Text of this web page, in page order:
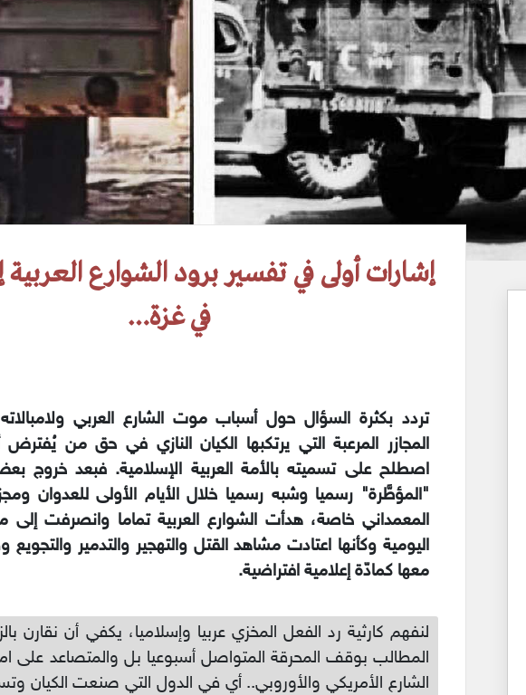
إشارات أولى في تفسير برود الشوارع العربية
في غزة…
تردد بكثرة السؤال حول أسباب موت الشارع العربي ولامبالاته
المجازر المرعبة التي يرتكبها الكيان النازي في حق من
اصطلح على تسميته بالأمة العربية الإسلامية. فبعد خروج
"المؤطَّرة" رسميا وشبه رسميا خلال الأيام الأولى للعدوان
المعمداني خاصة، هدأت الشوارع العربية تماما وانصرفت إلى
اليومية وكأنها اعتادت مشاهد القتل والتهجير والتدمير
معها كمادّة إعلامية افتراضية.
لنفهم كارثية رد الفعل المخزي عربيا وإسلاميا، يكفي أن نقارن
المطالب بوقف المحرقة المتواصل أسبوعيا بل والمتصاعد على
الشارع الأمريكي والأوروبي.. أي في الدول التي صنعت الكيان